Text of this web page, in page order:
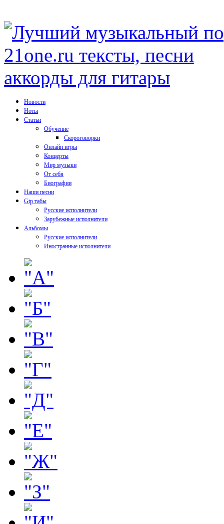
Новости
Ноты
Статьи
Обучение
Скороговорки
Онлайн игры
Концерты
Мир музыки
От себя
Биографии
Наши песни
Gtp табы
Русские исполнители
Зарубежные исполнители
Альбомы
Русские исполнители
Иностранные исполнители